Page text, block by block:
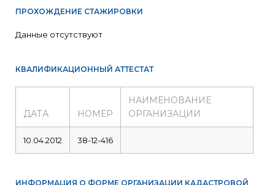
ПРОХОЖДЕНИЕ СТАЖИРОВКИ
Данные отсутствуют
КВАЛИФИКАЦИОННЫЙ АТТЕСТАТ
ДАТА НОМЕР
НАИМЕНОВАНИЕ
ОРГАНИЗАЦИИ
10.04.2012 38-12-416
ИНФОРМАЦИЯ О ФОРМЕ ОРГАНИЗАЦИИ КАДАСТРОВОЙ